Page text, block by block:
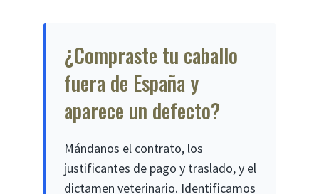
¿Compraste tu caballo
fuera de España y
aparece un defecto?
Mándanos el contrato, los
justificantes de pago y traslado, y el
dictamen veterinario. Identificamos